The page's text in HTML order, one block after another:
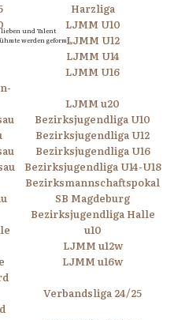
und Talent
werden geformt.
Harzliga
LJMM U10
LJMM U12
LJMM U14
LJMM U16
LJMM u20
Bezirksjugendliga U10
Bezirksjugendliga U12
Bezirksjugendliga U16
Bezirksjugendliga U14-U18
Bezirksmannschaftspokal
SB Magdeburg
Bezirksjugendliga Halle
u10
LJMM u12w
LJMM u16w
Verbandsliga 24/25